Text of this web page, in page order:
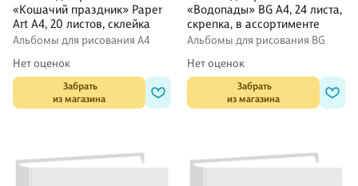
«Кошачий праздник» Paper
Art А4, 20 листов, склейка
Альбомы для рисования А4
Нет оценок
Забрать
из магазина
«Водопады» BG А4, 24 листа,
скрепка, в ассортименте
Альбомы для рисования BG
Нет оценок
Забрать
из магазина